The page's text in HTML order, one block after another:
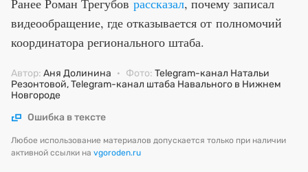
Ранее Роман Трегубов рассказал, почему записал
видеообращение, где отказывается от полномочий
координатора регионального штаба.
Автор: Аня Долинина · Фото: Telegram-канал Натальи
Резонтовой, Telegram-канал штаба Навального в Нижнем
Новгороде
Ошибка в тексте
Любое использование материалов допускается только при наличии
активной ссылки на vgoroden.ru